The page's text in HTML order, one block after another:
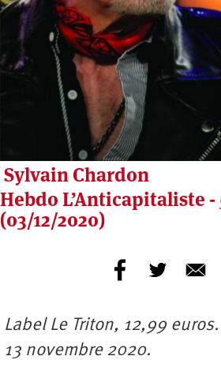
Sylvain Chardon
Hebdo L’Anticapitaliste -
(03/12/2020)
Label Le Triton, 12,99
13 novembre 2020.